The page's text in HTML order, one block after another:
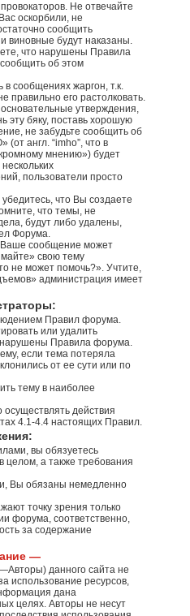
Не отвечайте
оскорбили, не
сообщить
виновные будут наказаны.
что нарушены Правила
об этом
в сообщениях жаргон, т.к.
правильно его растолковать.
утверждения,
эту бяку, поставь хорошую
не забудьте сообщить об
англ. “imho”, что в
мнению») будет
пользователи просто
что Вы создаете
что темы, не
будут либо удалены,
Форума.
Ваше сообщение может
свою тему
не может помочь?». Учтите,
администрация имеет
Правил форума.
или удалить
Правила форума.
если тема потеряла
от ее сути или по
тему в наиболее
действия
4.1-4.4 настоящих Правил.
вы обязуетесь
целом, а также требования
Вы обязаны немедленно
точку зрения только
форума, соответственно,
за содержание
—
данного сайта не
использование ресурсов,
дана
целях. Авторы не несут